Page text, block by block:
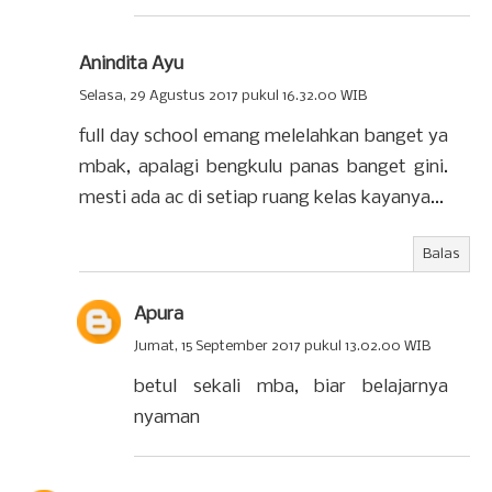
Anindita Ayu
Selasa, 29 Agustus 2017 pukul 16.32.00 WIB
full day school emang melelahkan banget ya
mbak, apalagi bengkulu panas banget gini.
mesti ada ac di setiap ruang kelas kayanya...
Balas
Apura
Jumat, 15 September 2017 pukul 13.02.00 WIB
betul sekali mba, biar belajarnya
nyaman